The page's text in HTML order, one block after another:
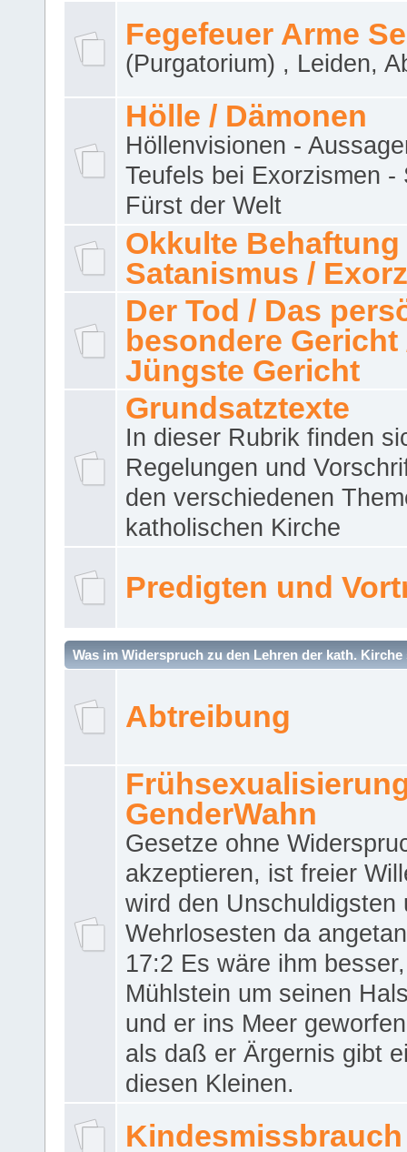
Fegefeuer Arme
(Purgatorium) , Leiden,
Hölle / Dämonen
Höllenvisionen -
Teufels bei Exorzismen -
Fürst der Welt
Okkulte Behaftung
Satanismus /
Der Tod / Das
besondere Gericht
Jüngste Gericht
Grundsatztexte
In dieser Rubrik finden
Regelungen und
den verschiedenen
katholischen Kirche
Predigten und
Was im Widerspruch zu den Lehren der kath. Kirche
Abtreibung
GenderWahn
Gesetze ohne
akzeptieren, ist freier
wird den Unschuldigsten
Wehrlosesten da
17:2 Es wäre ihm
Mühlstein um seinen
und er ins Meer
als daß er Ärgernis gibt
diesen Kleinen.
Kindesmissbrauch